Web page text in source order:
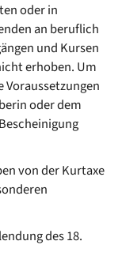
oder in
an beruflich
und Kursen
erhoben. Um
Voraussetzungen
oder dem
von der Kurtaxe
des 18.